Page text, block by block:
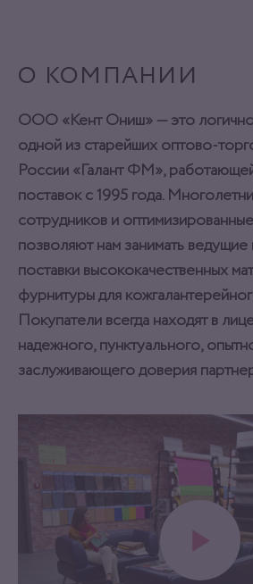
О КОМПАНИИ
ООО «Кент Ониш» — это
одной из старейших оптово-
России «Галант ФМ»,
поставок с 1995 года.
сотрудников и
позволяют нам занимать
поставки высококачественных
фурнитуры для
Покупатели всегда находят в
надежного, пунктуального,
заслуживающего доверия